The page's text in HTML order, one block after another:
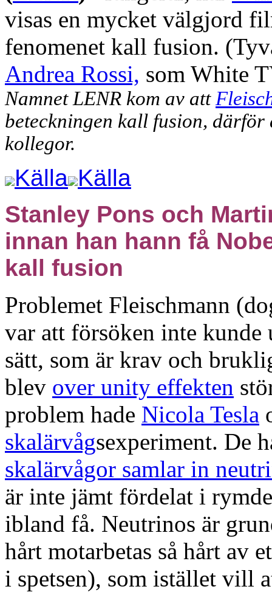
visas en mycket välgjord
fenomenet kall fusion.
Andrea Rossi, som White
NamnetLENR kom av att
beteckningen kall fusion, därför
kollegor.
Källa Källa
Stanley Pons och
innan han hann få
kall fusion
Problemet Fleischmann
var att försöken inte kunde
sätt, som är krav och
blev over unity effekten
problem hade Nicola Tesla
skalärvågsexperiment. De
skalärvågor samlar in
är inte jämt fördelat i
ibland få. Neutrinos är
hårt motarbetas så hårt av
i spetsen), som istället vill